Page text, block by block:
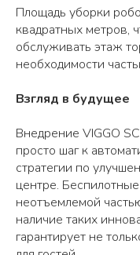
Площадь уборки
квадратных метров,
обслуживать этаж
необходимости
Взгляд в будущее
Внедрение VIGGO
просто шаг к
стратегии по
центре.
неотъемлемой
наличие таких
гарантирует не